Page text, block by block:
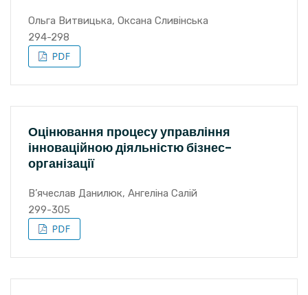
Ольга Витвицька, Оксана Сливінська
294-298
Оцінювання процесу управління
інноваційною діяльністю бізнес-
організації
В’ячеслав Данилюк, Ангеліна Салій
299-305